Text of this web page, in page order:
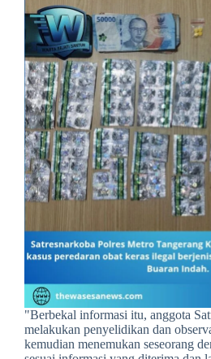
​"Berbekal informasi itu, anggota
melakukan penyelidikan dan
kemudian menemukan seseorang